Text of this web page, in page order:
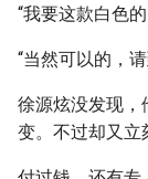
“我要这款白色
“当然可以的，
徐源炫没发现，
变。不过却又立